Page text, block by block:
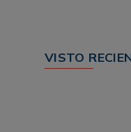
VISTO